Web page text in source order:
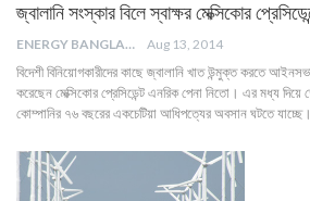
জ্বালানি সংস্কার বিলে স্বাক্ষর মেক্সিকোর
ENERGY BANGLA Aug 13, 2014
বিদেশী বিনিয়োগকারীদের কাছে জ্বালানি খাত উন্মুক্ত করতে
করেছেন মেক্সিকোর প্রেসিডেন্ট এনরিক পেনা নিতো। এর মধ্য দিয়ে
কোম্পানির ৭৬ বছরের একচেটিয়া আধিপত্যের অবসান ঘটতে